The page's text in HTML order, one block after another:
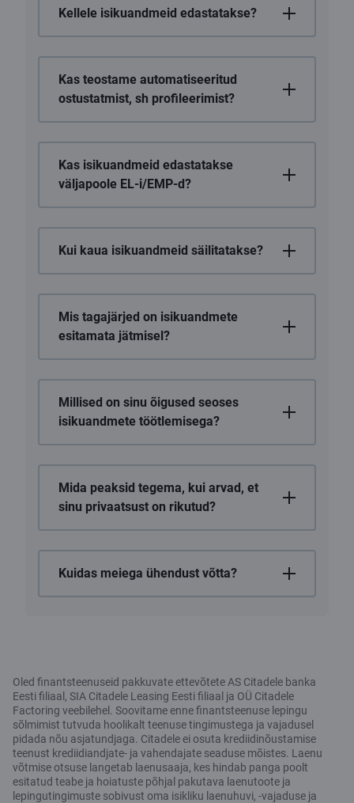
Kellele isikuandmeid edastatakse?
Kas teostame automatiseeritud
ostustatmist, sh profileerimist?
Kas isikuandmeid edastatakse
väljapoole EL-i/EMP-d?
Kui kaua isikuandmeid säilitatakse?
Mis tagajärjed on isikuandmete
esitamata jätmisel?
Millised on sinu õigused seoses
isikuandmete töötlemisega?
Mida peaksid tegema, kui arvad, et
sinu privaatsust on rikutud?
Kuidas meiega ühendust võtta?
Oled finantsteenuseid pakkuvate ettevõtete AS Citadele banka
Eesti filiaal, SIA Citadele Leasing Eesti filiaal ja OÜ Citadele
Factoring veebilehel. Soovitame enne finantsteenuse lepingu
sõlmimist tutvuda hoolikalt teenuse tingimustega ja vajadusel
pidada nõu asjatundjaga. Citadele ei osuta krediidinõustamise
teenust krediidiandjate- ja vahendajate seaduse mõistes. Laenu
võtmise otsuse langetab laenusaaja, kes hindab panga poolt
esitatud teabe ja hoiatuste põhjal pakutava laenutoote ja
lepingutingimuste sobivust oma isikliku laenuhuvi, -vajaduse ja